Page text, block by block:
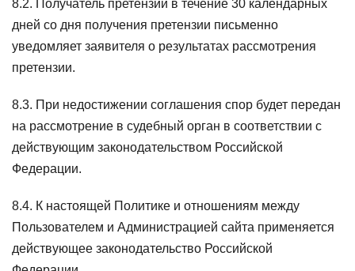
8.2. Получатель претензии в течение 30 календарных
дней со дня получения претензии письменно
уведомляет заявителя о результатах рассмотрения
претензии.
8.3. При недостижении соглашения спор будет передан
на рассмотрение в судебный орган в соответствии с
действующим законодательством Российской
Федерации.
8.4. К настоящей Политике и отношениям между
Пользователем и Администрацией сайта применяется
действующее законодательство Российской